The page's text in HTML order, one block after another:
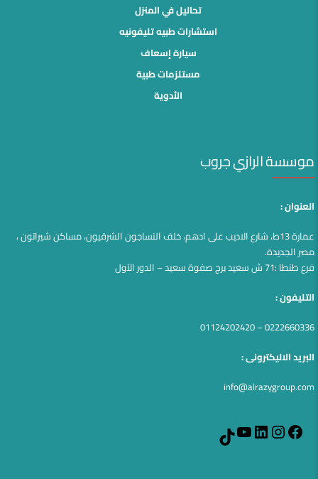
تحاليل في المنزل
استشارات طبيه تليفونيه
سيارة إسعاف
مستلزمات طبية
الأدوية
موسسة الرازي جروب
العنوان :
عمارة 13ط، شارع الاديب على ادهم، خلف النساجون الشرقيون، مساكن شيراتون ،
مصر الجديدة.
فرع طنطا :71 ش سعيد برج صفوة سعيد – الدور الآول
التليفون :
0222660336 – 01124202420
البريد الاليكترونى :
info@alrazygroup.com
Facebook
Instagram
LinkedIn
YouTube